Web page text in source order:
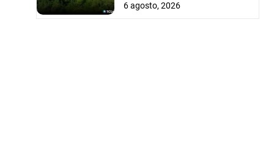
6 agosto, 2026